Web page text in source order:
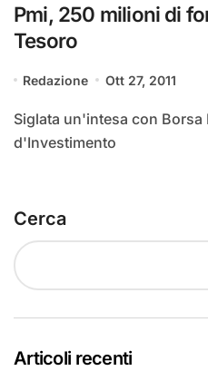
Pmi, 250 milioni di
Tesoro
Redazione Ott 27, 2011
Siglata un'intesa con Borsa Italiana e Fondo Italiano
d'Investimento
Cerca
Articoli recenti